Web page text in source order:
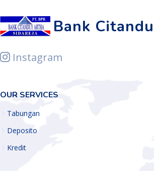
Bank
Instagram
OUR SERVICES
Tabungan
Deposito
Kredit